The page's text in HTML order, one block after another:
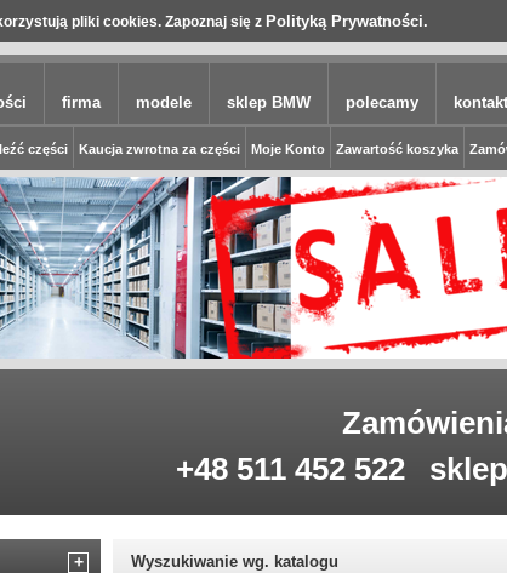
pliki cookies. Zapoznaj się z Polityką Prywatności.
firma modele sklep BMW polecamy kontakt
części Kaucja zwrotna za części Moje Konto Zawartość koszyka
+48 511 452 522
+ Wyszukiwanie wg. katalogu